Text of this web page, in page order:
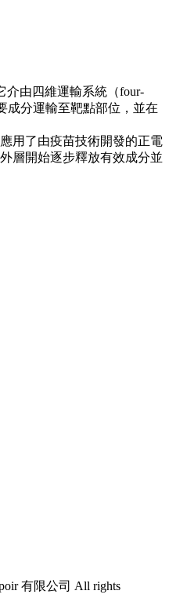
介由四維運輸系統（four-
成分運輸至靶點部位，並在
用了由疫苗技術開發的正電
層開始逐步釋放有效成分並
有限公司 All rights